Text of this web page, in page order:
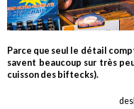
Parce que seul le détail
savent beaucoup sur très
cuisson des biftecks).